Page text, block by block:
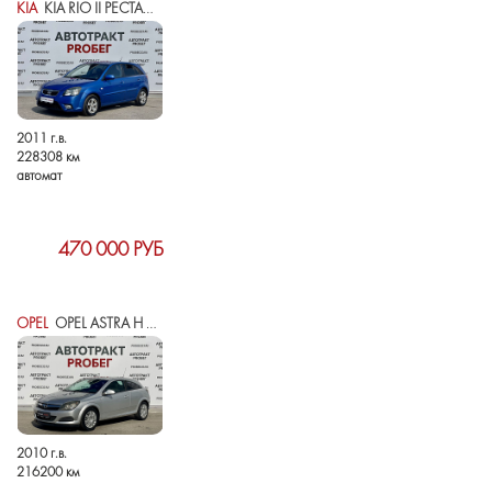
KIAKIA RIO II РЕСТАЙЛИНГ
2011 г.в.
228308 км
автомат
470 000 РУБ
OPEL OPEL ASTRA H РЕСТАЙЛИНГ
2010 г.в.
216200 км